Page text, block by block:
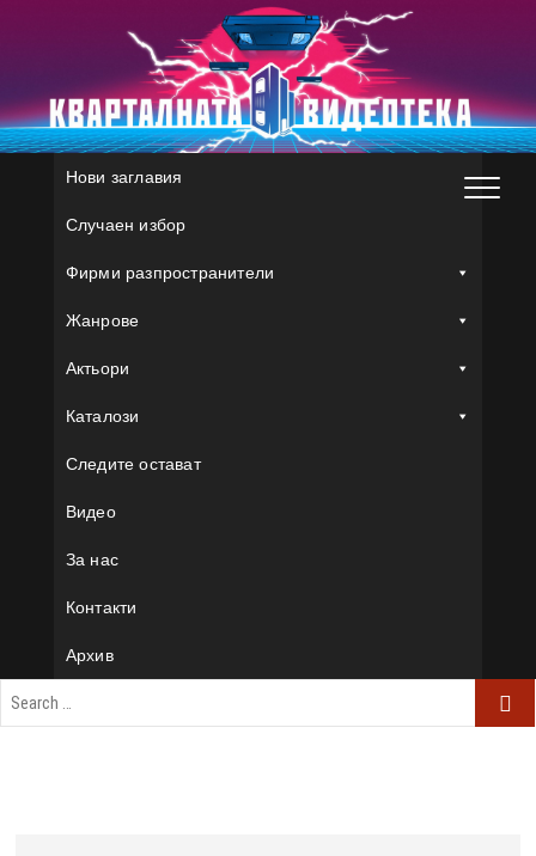
Нови заглавия
Случаен избор
Фирми разпространители
Жанрове
Актьори
Каталози
Следите остават
Видео
За нас
Контакти
Архив